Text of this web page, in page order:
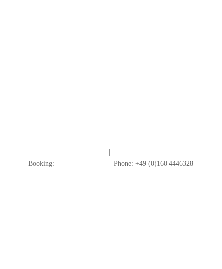
Booking:
| Phone: +49 (0)160 4446328